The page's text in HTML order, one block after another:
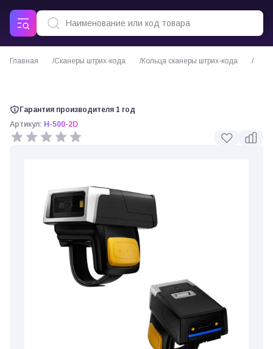
Главная Сканеры штрих-кода
Кольца сканеры штрих-кода
Гарантия производителя 1 год
Артикул: H-500-2D